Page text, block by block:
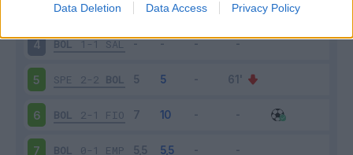
Data Deletion Data Access Privacy Policy
MIL 2-0 BOL
4 BOL 1-1 SAL
5 SPE 2-2 BOL
6 BOL 2-1 FIO
7 BOL 0-1 EMP